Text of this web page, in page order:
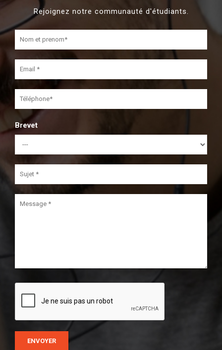
Rejoignez notre communauté d'étudiants.
Brevet